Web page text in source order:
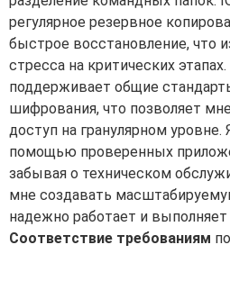
регулярное резервное
быстрое восстановление, что
стресса на критических
поддерживает общие
шифрования, что позволяет
доступ на гранулярном
помощью проверенных
забывая о техническом
мне создавать
надежно работает и выполняет
Соответствие требованиям